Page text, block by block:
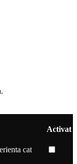
Activat
cat